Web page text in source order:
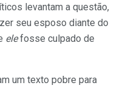
levantam a questão,
seu esposo diante do
elefosse culpado de
um texto pobre para